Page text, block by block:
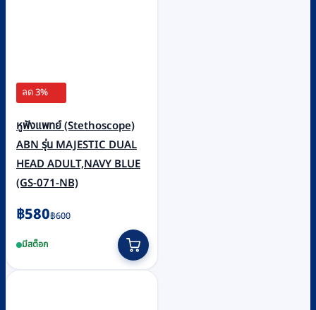
ลด 3%
หูฟังแพทย์ (Stethoscope)
ABN รุ่น MAJESTIC DUAL
HEAD ADULT,NAVY BLUE
(GS-071-NB)
฿600
Original
was:
฿600.
฿580
Current
is:
฿580.
มีสต็อก